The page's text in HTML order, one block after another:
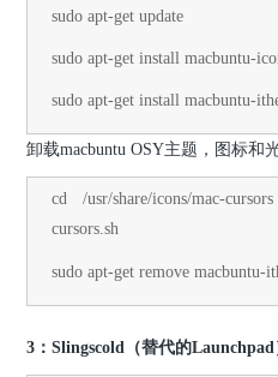
sudo apt-get update
sudo apt-get install macbuntu-
sudo apt-get install macbuntu-
卸载macbuntu OSY主题，图标和
cd /usr/share/icons/mac-
cursors.sh
sudo apt-get remove macbuntu-
3：Slingscold（替代的Launchpad